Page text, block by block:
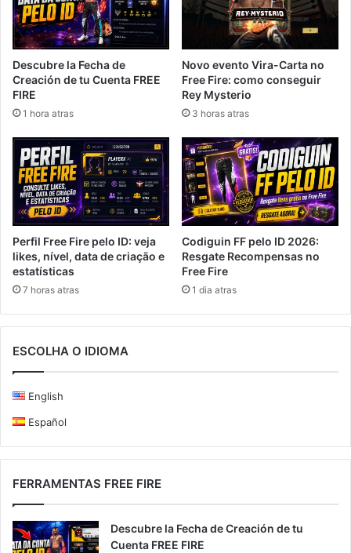
Descubre la Fecha de
Creación de tu Cuenta FREE
FIRE
1 hora atras
Novo evento Vira-Carta no
Free Fire: como conseguir
Rey Mysterio
3 horas atras
Perfil Free Fire pelo ID: veja
likes, nível, data de criação e
estatísticas
7 horas atras
Codiguin FF pelo ID 2026:
Resgate Recompensas no
Free Fire
1 dia atras
ESCOLHA O IDIOMA
English
Español
FERRAMENTAS FREE FIRE
Descubre la Fecha de Creación de tu
Cuenta FREE FIRE